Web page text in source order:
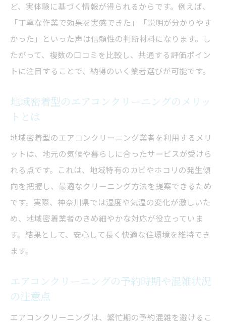
ど、実体験に基づく情報が得られるからです。例えば、
「丁寧な作業で効果を実感できた」「説明が分かりやす
かった」といった声は信頼性の判断材料になります。し
たがって、複数の口コミを比較し、共通する評価ポイン
トに注目することで、納得のいく業者選びが可能です。
地域密着型のエアコンクリーニングのメリッ
トとは
地域密着型のエアコンクリーニング業者を利用するメリ
ットは、地元の気候や暮らしに合ったサービスが受けら
れる点です。これは、地域特有のカビやホコリの発生傾
向を把握し、最適なクリーニング方法を提案できるため
です。実際、神奈川県では湿度や気温の変化が激しいた
め、地域密着業者のきめ細やかな対応が役立っていま
す。結果として、安心して長く快適な住環境を維持でき
ます。
エアコンクリーニングの予約時期や混雑状況
の注意点
エアコンクリーニングは、繁忙期の予約混雑を避けるこ